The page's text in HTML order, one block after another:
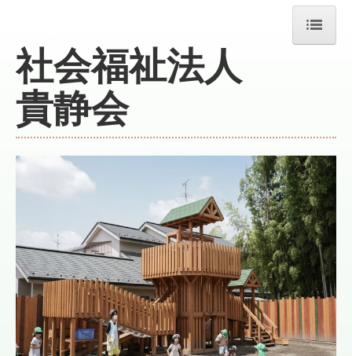
ホーム
法人沿革
各施設の名称及び住所
情報公開
リンク
社会福祉法人
貴静会